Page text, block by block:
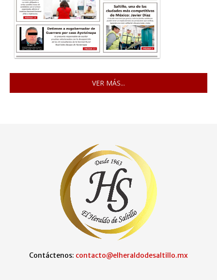
VER MÁS...
Contáctenos: contacto@elheraldodesaltillo.mx